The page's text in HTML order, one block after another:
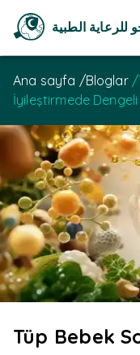
الطبية
Ana sayfa /Bloglar /
İyileştirmede
Tüp Bebek